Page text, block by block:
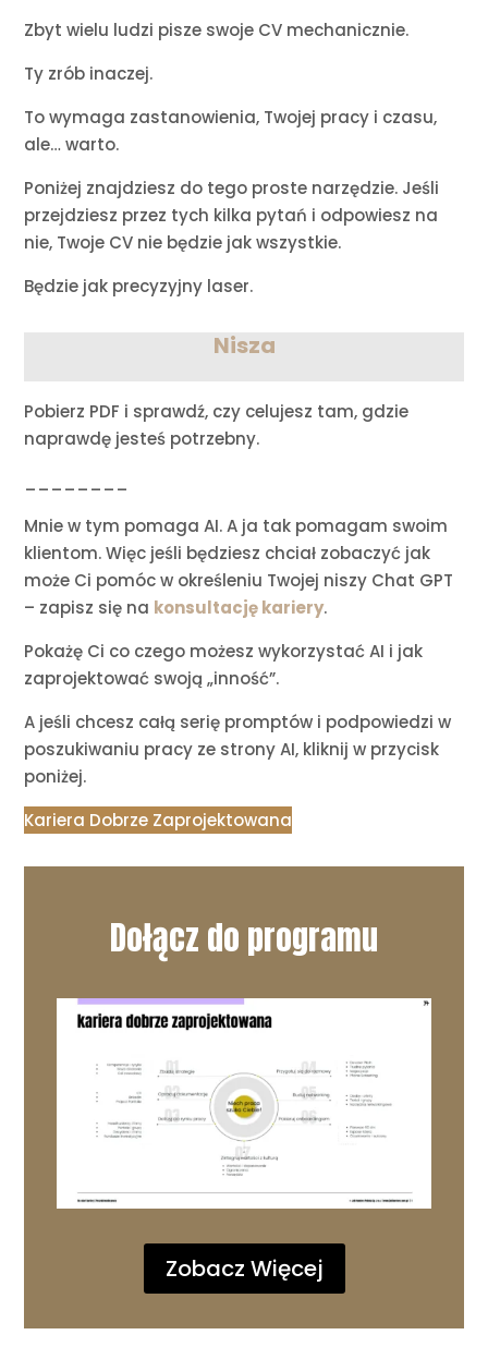
Zbyt wielu ludzi pisze swoje CV mechanicznie.
Ty zrób inaczej.
To wymaga zastanowienia, Twojej pracy i czasu,
ale… warto.
Poniżej znajdziesz do tego proste narzędzie. Jeśli
przejdziesz przez tych kilka pytań i odpowiesz na
nie, Twoje CV nie będzie jak wszystkie.
Będzie jak precyzyjny laser.
Nisza
Pobierz PDF i sprawdź, czy celujesz tam, gdzie
naprawdę jesteś potrzebny.
________
Mnie w tym pomaga AI. A ja tak pomagam swoim
klientom. Więc jeśli będziesz chciał zobaczyć jak
może Ci pomóc w określeniu Twojej niszy Chat GPT
– zapisz się na konsultację kariery.
Pokażę Ci co czego możesz wykorzystać AI i jak
zaprojektować swoją „inność”.
A jeśli chcesz całą serię promptów i podpowiedzi w
poszukiwaniu pracy ze strony AI, kliknij w przycisk
poniżej.
Kariera Dobrze Zaprojektowana
Dołącz do programu
Zobacz Więcej